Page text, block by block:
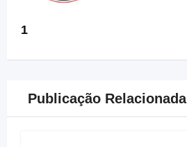
1
Publicação Relacionada